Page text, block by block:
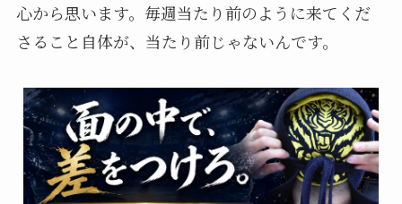
心から思います。毎週当たり前のように来てくだ
さること自体が、当たり前じゃないんです。